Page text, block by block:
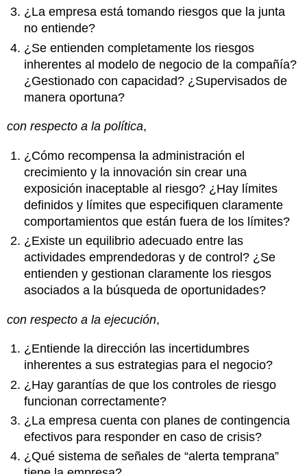
¿La empresa está tomando riesgos que la junta
no entiende?
¿Se entienden completamente los riesgos
inherentes al modelo de negocio de la compañía?
¿Gestionado con capacidad? ¿Supervisados de
manera oportuna?
con respecto a la política,
¿Cómo recompensa la administración el
crecimiento y la innovación sin crear una
exposición inaceptable al riesgo? ¿Hay límites
definidos y límites que especifiquen claramente
comportamientos que están fuera de los límites?
¿Existe un equilibrio adecuado entre las
actividades emprendedoras y de control? ¿Se
entienden y gestionan claramente los riesgos
asociados a la búsqueda de oportunidades?
con respecto a la ejecución,
¿Entiende la dirección las incertidumbres
inherentes a sus estrategias para el negocio?
¿Hay garantías de que los controles de riesgo
funcionan correctamente?
¿La empresa cuenta con planes de contingencia
efectivos para responder en caso de crisis?
¿Qué sistema de señales de “alerta temprana”